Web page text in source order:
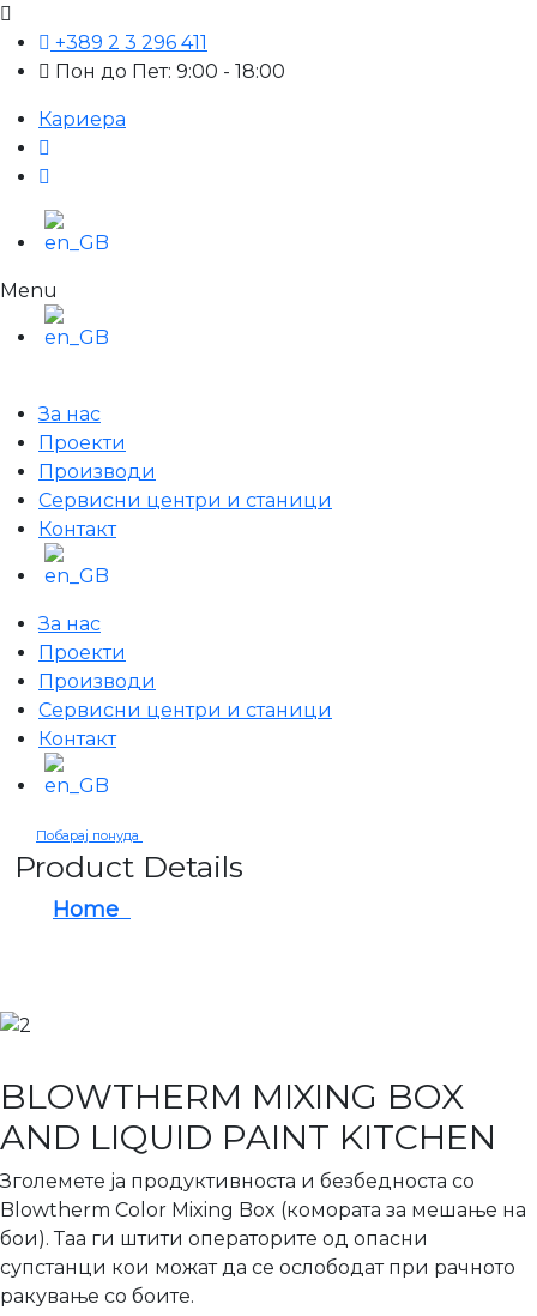
+389 2 3 296 411
Пон до Пет: 9:00 - 18:00
Кариера
Menu
За нас
Проекти
Производи
Сервисни центри и станици
Контакт
За нас
Проекти
Производи
Сервисни центри и станици
Контакт
Побарај понуда
Product Details
Home
BLOWTHERM MIXING BOX
AND LIQUID PAINT KITCHEN
Зголемете ја продуктивноста и безбедноста со
Blowtherm Color Mixing Box (комората за мешање на
бои). Таа ги штити операторите од опасни
супстанци кои можат да се ослободат при рачното
ракување со боите.